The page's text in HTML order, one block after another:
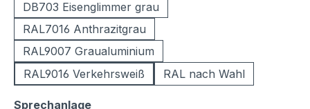
DB703 Eisenglimmer grau
RAL7016 Anthrazitgrau
RAL9007 Graualuminium
RAL9016 Verkehrsweiß
RAL nach Wahl
Sprechanlageauswählen